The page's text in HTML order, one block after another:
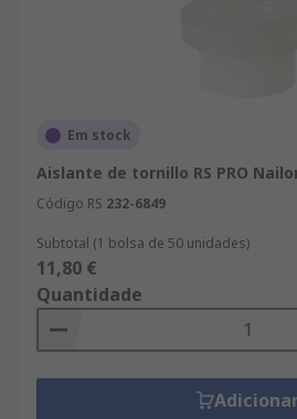
Em stock
Aislante de tornillo RS PRO
Código RS 232-6849
Subtotal (1 bolsa de 50 unidades)
11,80 €
Quantidade